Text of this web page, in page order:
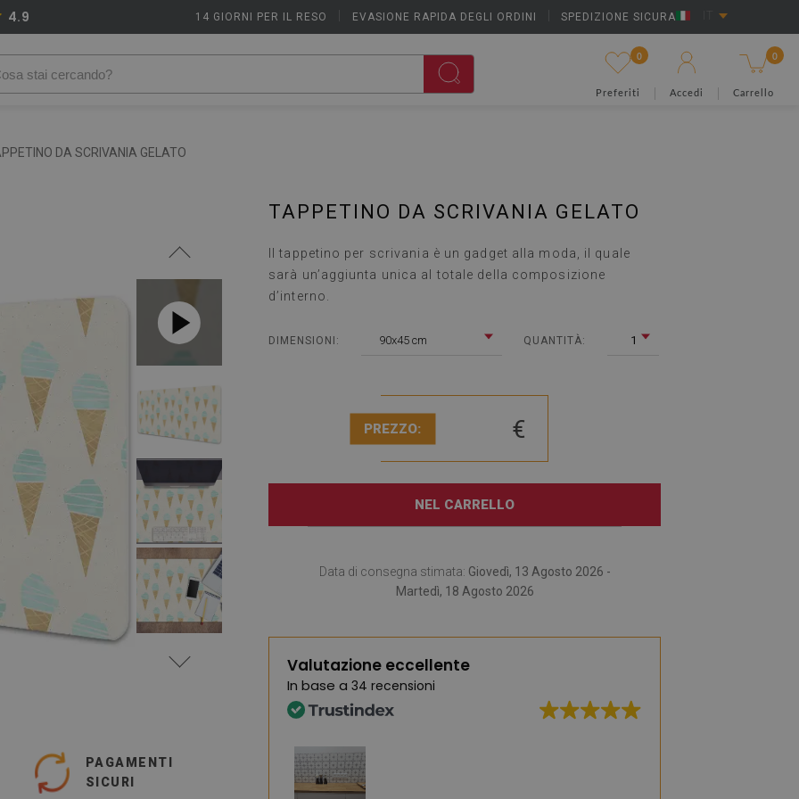
14 GIORNI PER IL RESO EVASIONE RAPIDA DEGLI ORDINI SPEDIZIONE SICURA
4.9
0
Preferiti Accedi
0
Carrello
DA SCRIVANIA GELATO
PAGAMENTI
SICURI
TAPPETINO DA SCRIVANIA GELATO
Il tappetino per scrivania è un gadget alla moda, il quale
sarà un’aggiunta unica al totale della composizione
d’interno.
DIMENSIONI: 90x45 cm QUANTITÀ: 1
PREZZO: €
NEL CARRELLO
Data di consegna stimata: Giovedì, 13 Agosto 2026 -
Martedì, 18 Agosto 2026
Valutazione eccellente
In base a 34 recensioni